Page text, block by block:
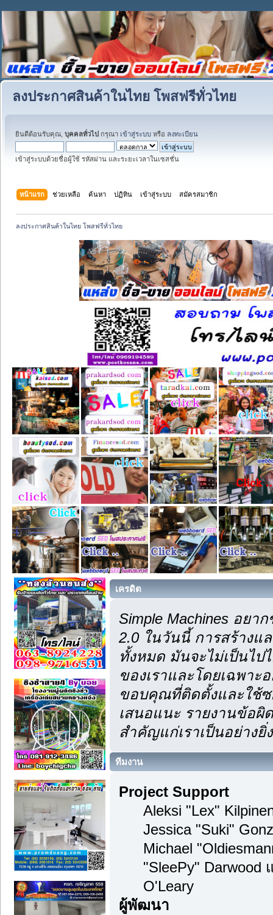
ลงประกาศสินค้าในไทย โพสฟรีทั่วไทย
ยินดีต้อนรับคุณ, บุคคลทั่วไป กรุณา เข้าสู่ระบบ หรือ ลงทะเบียน
เข้าสู่ระบบด้วยชื่อผู้ใช้ รหัสผ่าน และระยะเวลาในเซสชั่น
หน้าแรก ช่วยเหลือ ค้นหา ปฏิทิน เข้าสู่ระบบ สมัครสมาชิก
ลงประกาศสินค้าในไทย โพสฟรีทั่วไทย
เครดิต
Simple Machines อย
2.0 ในวันนี้ การสร้างแ
ทั้งหมด มันจะไม่เป็นไป
ของเราและโดยเฉพาะ
ขอบคุณที่ติดตั้งและใช้ซ
เสนอแนะ รายงานข้อผิ
สำคัญแก่เราเป็นอย่างยิ่ง
ทีมงาน
Project Support
Aleksi "Lex"
Jessica "Suki"
Michael
"SleePy" Darwood
O'Leary
ผู้พัฒนา